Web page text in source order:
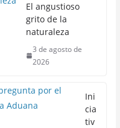
El angustioso
grito de la
naturaleza
3 de agosto de
2026
Ini
cia
tiv